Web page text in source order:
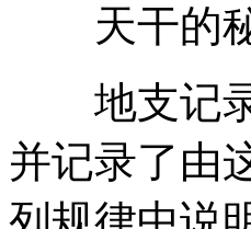
天干的
地支记录
并记录了由